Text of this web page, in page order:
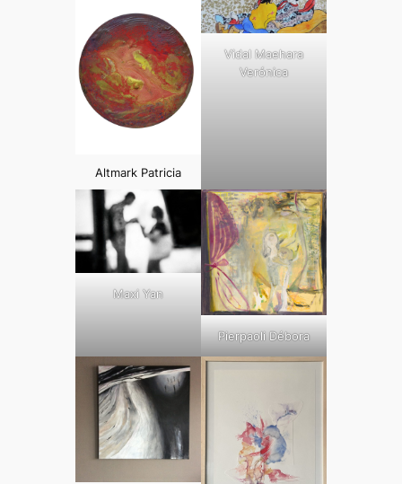
Altmark Patricia
Vidal Maehara
Verónica
Maxi Yan
Pierpaoli Débora